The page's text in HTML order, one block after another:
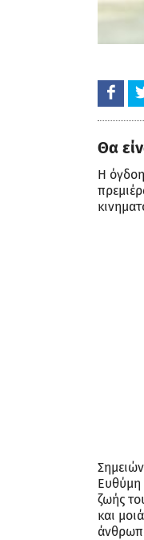
Θα
Η
Ευθύμη
ζωής
και